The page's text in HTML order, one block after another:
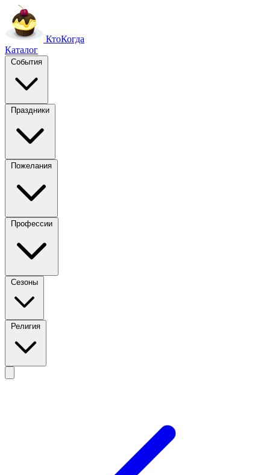
КтоКогда
Каталог
События
Праздники
Пожелания
Профессии
Сезоны
Религия